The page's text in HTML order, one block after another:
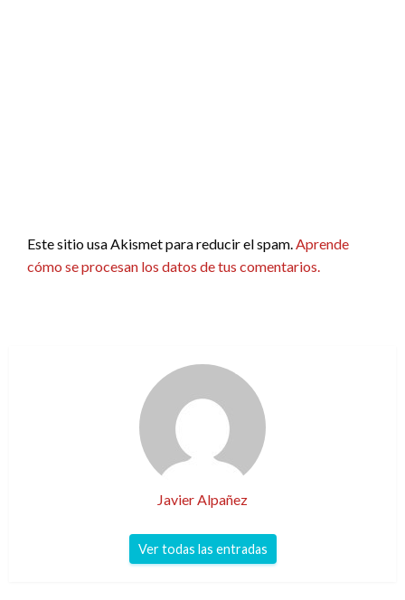
Este sitio usa Akismet para reducir el spam.Aprende
cómo se procesan los datos de tus comentarios.
Javier Alpañez
Ver todas las entradas